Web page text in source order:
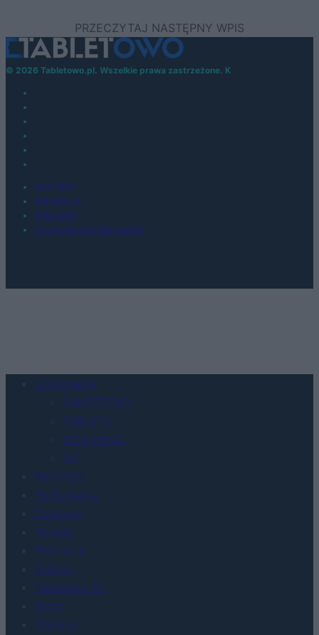
© 2026 Tabletowo.pl. Wszelkie prawa zastrzeżone. K
KONTAKT
REDAKCJA
REKLAMA
POLITYKA PRYWATNOŚCI
Urządzenia
SMARTFONY
TABLETY
WEARABLE
TV
Recenzje
Porównania
Co kupić
Porady
Promocje
FinTech
Hardware PC
Moto
Gaming